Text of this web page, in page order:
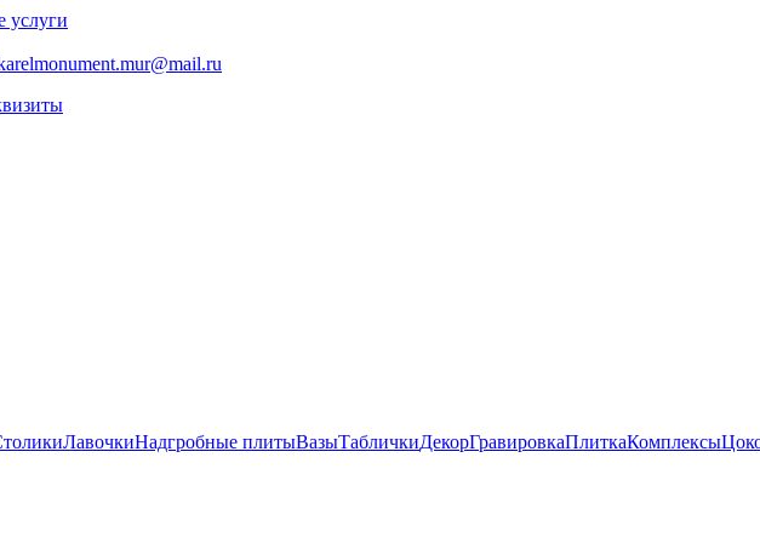
услуги
ЛавочкиНадгробные плитыВазыТабличкиДекорГравировкаПлиткаКомплексы